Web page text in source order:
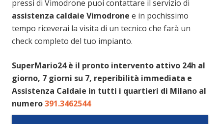
pressi di Vimodrone puoi contattare il servizio di
assistenza caldaie Vimodrone e in pochissimo
tempo riceverai la visita di un tecnico che farà un
check completo del tuo impianto.
SuperMario24 è il pronto intervento attivo 24h al
giorno, 7 giorni su 7, reperibilità immediata e
Assistenza Caldaie in tutti i quartieri di Milano al
numero391.3462544